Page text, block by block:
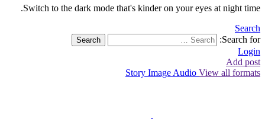
Switch to the dark mode that's kinder on your eyes at night time.
Search
Search for:
Search
Login
Add post
Story Image Audio View all formats